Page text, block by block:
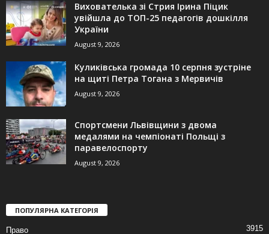
Вихователька зі Стрия Ірина Піцик
увійшла до ТОП-25 педагогів дошкілля
України
August 9, 2026
Куликівська громада 10 серпня зустріне
на щиті Петра Тогана з Мервичів
August 9, 2026
Спортсмени Львівщини з двома
медалями на чемпіонаті Польщі з
паравелоспорту
August 9, 2026
ПОПУЛЯРНА КАТЕГОРІЯ
Право 3915